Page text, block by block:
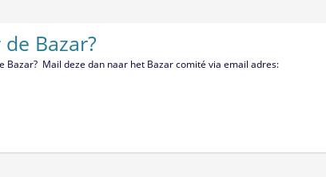
Bazar?
Bazar? Mail deze dan naar het Bazar comité via email adres: